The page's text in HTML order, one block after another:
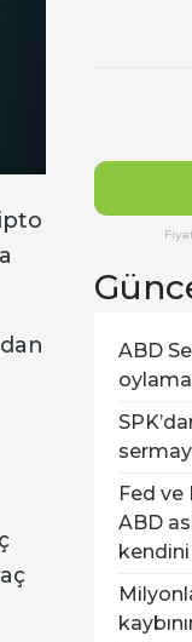
ABD
Fed ve
ABD
kendini